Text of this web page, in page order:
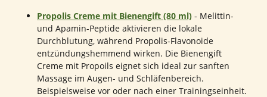
Propolis Creme mit Bienengift (80 ml) - Melittin-
und Apamin-Peptide aktivieren die lokale
Durchblutung, während Propolis-Flavonoide
entzündungshemmend wirken. Die Bienengift
Creme mit Propoils eignet sich ideal zur sanften
Massage im Augen- und Schläfenbereich.
Beispielsweise vor oder nach einer Trainings­einheit.